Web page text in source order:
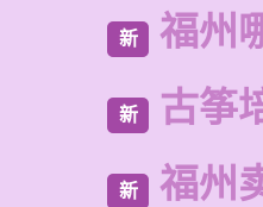
新 福州
新 古筝
新 福州